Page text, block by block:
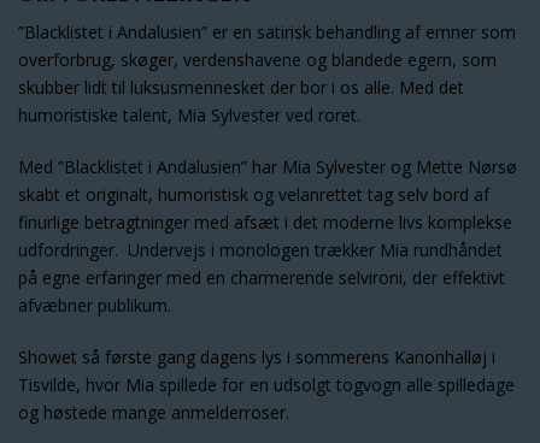
”Blacklistet i Andalusien” er en satirisk behandling af emner som
overforbrug, skøger, verdenshavene og blandede egern, som
skubber lidt til luksusmennesket der bor i os alle. Med det
humoristiske talent, Mia Sylvester ved roret.
Med ”Blacklistet i Andalusien” har Mia Sylvester og Mette Nørsø
skabt et originalt, humoristisk og velanrettet tag selv bord af
finurlige betragtninger med afsæt i det moderne livs komplekse
udfordringer. Undervejs i monologen trækker Mia rundhåndet
på egne erfaringer med en charmerende selvironi, der effektivt
afvæbner publikum.
Showet så første gang dagens lys i sommerens Kanonhalløj i
Tisvilde, hvor Mia spillede for en udsolgt togvogn alle spilledage
og høstede mange anmelderroser.